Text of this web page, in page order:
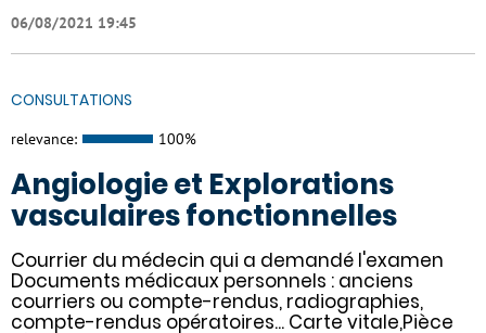
06/08/2021 19:45
CONSULTATIONS
relevance: 100%
Angiologie et Explorations
vasculaires fonctionnelles
Courrier du médecin qui a demandé l'examen
Documents médicaux personnels : anciens
courriers ou compte-rendus, radiographies,
compte-rendus opératoires... Carte vitale,Pièce